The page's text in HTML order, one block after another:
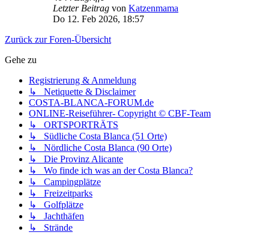
Letzter Beitrag von Katzenmama
Do 12. Feb 2026, 18:57
Zurück zur Foren-Übersicht
Gehe zu
Registrierung & Anmeldung
↳ Netiquette & Disclaimer
COSTA-BLANCA-FORUM.de
ONLINE-Reiseführer- Copyright © CBF-Team
↳ ORTSPORTRÄTS
↳ Südliche Costa Blanca (51 Orte)
↳ Nördliche Costa Blanca (90 Orte)
↳ Die Provinz Alicante
↳ Wo finde ich was an der Costa Blanca?
↳ Campingplätze
↳ Freizeitparks
↳ Golfplätze
↳ Jachthäfen
↳ Strände